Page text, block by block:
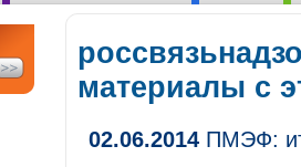
материалы с
02.06.2014 ПМЭФ: